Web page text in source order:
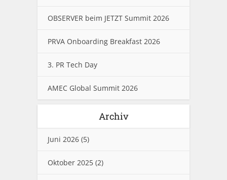
OBSERVER beim JETZT Summit 2026
PRVA Onboarding Breakfast 2026
3. PR Tech Day
AMEC Global Summit 2026
Archiv
Juni 2026 (5)
Oktober 2025 (2)